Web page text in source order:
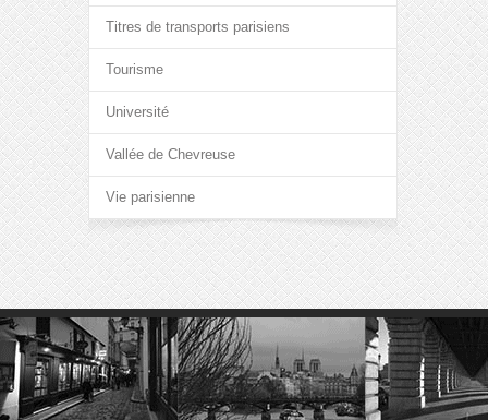
Titres de transports parisiens
Tourisme
Université
Vallée de Chevreuse
Vie parisienne